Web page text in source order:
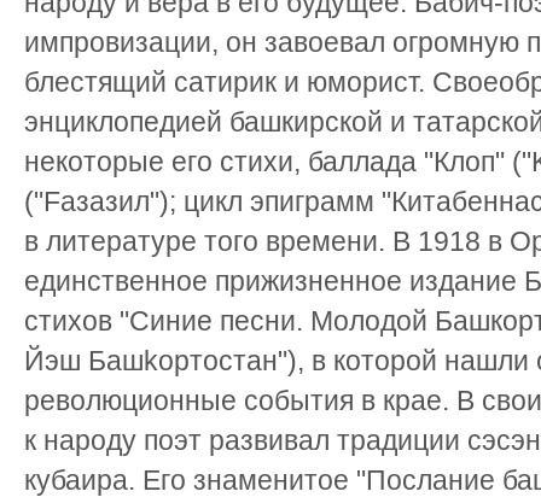
импровизации, он завоевал огромную
блестящий сатирик и юморист.
энциклопедией башкирской и
некоторые его стихи, баллада "Клоп"
("Fазазил"); цикл эпиграмм
в литературе того времени. В 1918 в
единственное прижизненное издание
стихов "Синие песни. Молодой
Йэш Башkортостан"), в которой нашли
революционные события в крае. В
к народу поэт развивал традиции
кубаира. Его знаменитое "Послание